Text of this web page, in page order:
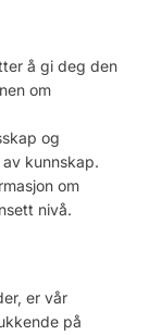
å gi deg den
om
og
kunnskap.
om
nivå.
er vår
på